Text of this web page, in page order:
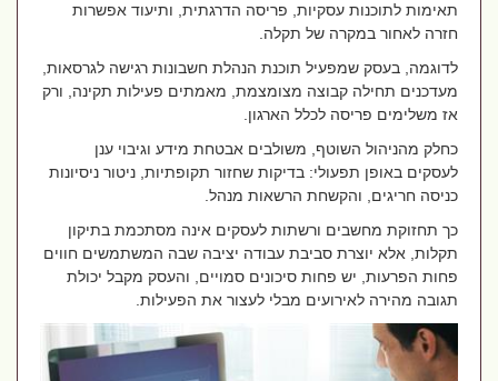
תאימות לתוכנות עסקיות, פריסה הדרגתית, ותיעוד אפשרות
חזרה לאחור במקרה של תקלה.
לדוגמה, בעסק שמפעיל תוכנת הנהלת חשבונות רגישה לגרסאות,
מעדכנים תחילה קבוצה מצומצמת, מאמתים פעילות תקינה, ורק
אז משלימים פריסה לכלל הארגון.
כחלק מהניהול השוטף, משולבים אבטחת מידע וגיבוי ענן
לעסקים באופן תפעולי: בדיקות שחזור תקופתיות, ניטור ניסיונות
כניסה חריגים, והקשחת הרשאות מנהל.
כך תחזוקת מחשבים ורשתות לעסקים אינה מסתכמת בתיקון
תקלות, אלא יוצרת סביבת עבודה יציבה שבה המשתמשים חווים
פחות הפרעות, יש פחות סיכונים סמויים, והעסק מקבל יכולת
תגובה מהירה לאירועים מבלי לעצור את הפעילות.